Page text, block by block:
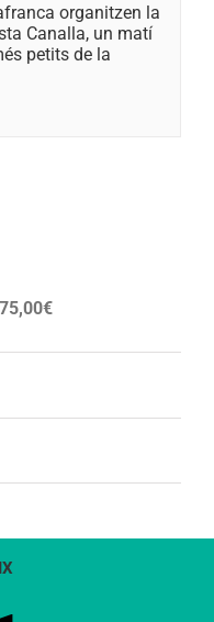
organitzen la
Canalla, un matí
petits de la
75,00€